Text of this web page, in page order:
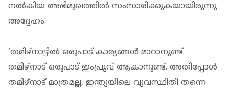
നല്‍കിയ അഭിമുഖത്തില്‍ സംസാരിക്കുകയായിരുന്നു
അദ്ദേഹം.
'തമിഴ്‌നാട്ടില്‍ ഒരുപാട് കാര്യങ്ങള്‍ മാറാനുണ്ട്.
തമിഴ്‌നാട് ഒരുപാട് ഇംപ്രൂവ് ആകാനുണ്ട്. അതിപ്പോള്‍
തമിഴ്‌നാട് മാത്രമല്ല, ഇന്ത്യയിലെ വ്യവസ്ഥിതി തന്നെ